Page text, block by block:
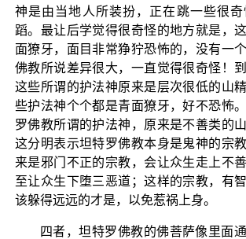
神是由当地人所装扮，正在跳一些很
蹈。最让后学觉得很奇怪的地方就是，
面獠牙，面目非常狰狞恐怖的，没有一
佛教所说差异很大，一直觉得很奇怪！
这些所谓的护法神原来是层次很低的山
些护法神个个都是青面獠牙，好不恐怖
罗佛教所谓的护法神，原来是不善类的
这分明表示坦特罗佛教本身是鬼神的宗
来是邪门不正的宗教，会让众生走上不
至让众生下堕三恶道；这样的宗教，有
该躲得远远的才是，以免惹祸上身。
四者，坦特罗佛教的佛菩萨像里面